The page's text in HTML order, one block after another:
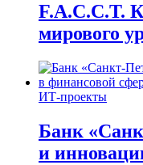
F.A.C.C.T.
мирового
ИТ-проекты
Банк
и